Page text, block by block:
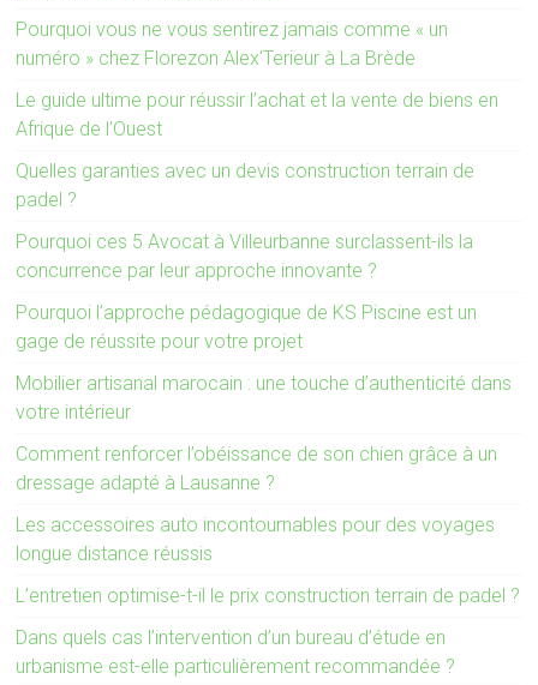
Pourquoi vous ne vous sentirez jamais comme « un
numéro » chez Florezon Alex’Terieur à La Brède
Le guide ultime pour réussir l’achat et la vente de biens en
Afrique de l’Ouest
Quelles garanties avec un devis construction terrain de
padel ?
Pourquoi ces 5 Avocat à Villeurbanne surclassent-ils la
concurrence par leur approche innovante ?
Pourquoi l’approche pédagogique de KS Piscine est un
gage de réussite pour votre projet
Mobilier artisanal marocain : une touche d’authenticité dans
votre intérieur
Comment renforcer l’obéissance de son chien grâce à un
dressage adapté à Lausanne ?
Les accessoires auto incontournables pour des voyages
longue distance réussis
L’entretien optimise-t-il le prix construction terrain de padel ?
Dans quels cas l’intervention d’un bureau d’étude en
urbanisme est-elle particulièrement recommandée ?